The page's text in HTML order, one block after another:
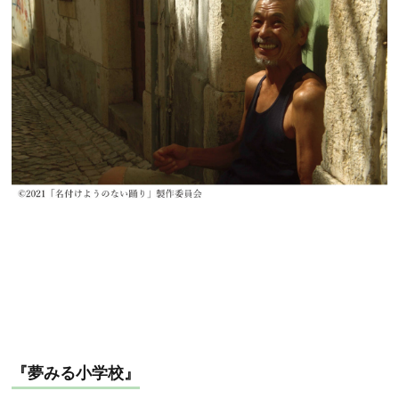
『夢みる小学校』